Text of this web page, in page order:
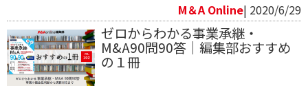
M＆A Online| 2020/6/29
ゼロからわかる事業承継・
M&A90問90答｜編集部おすすめ
の１冊